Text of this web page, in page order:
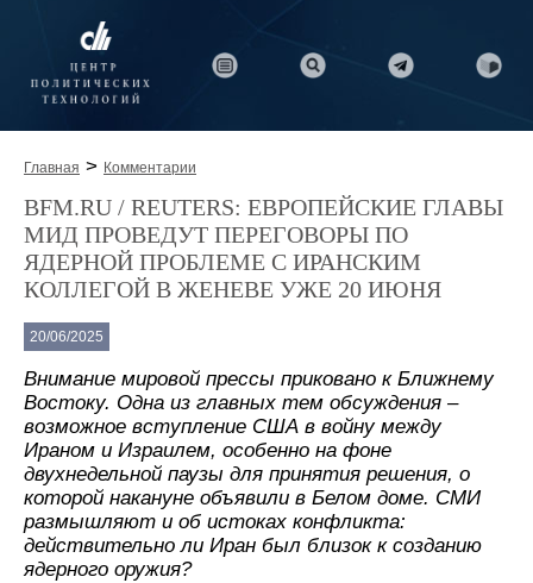
Главная > Комментарии
BFM.RU / REUTERS: ЕВРОПЕЙСКИЕ ГЛАВЫ
МИД ПРОВЕДУТ ПЕРЕГОВОРЫ ПО
ЯДЕРНОЙ ПРОБЛЕМЕ С ИРАНСКИМ
КОЛЛЕГОЙ В ЖЕНЕВЕ УЖЕ 20 ИЮНЯ
20/06/2025
Внимание мировой прессы приковано к Ближнему
Востоку. Одна из главных тем обсуждения –
возможное вступление США в войну между
Ираном и Израилем, особенно на фоне
двухнедельной паузы для принятия решения, о
которой накануне объявили в Белом доме. СМИ
размышляют и об истоках конфликта:
действительно ли Иран был близок к созданию
ядерного оружия?